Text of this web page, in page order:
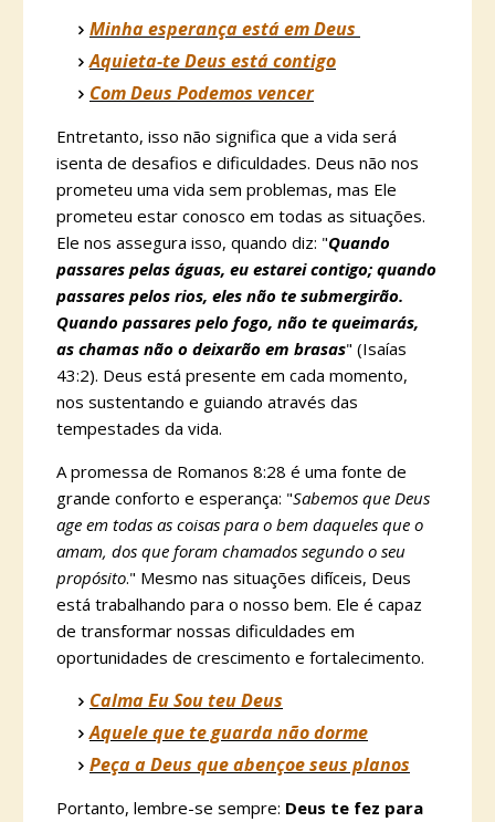
Minha esperança está em Deus
Aquieta-te Deus está contigo
Com Deus Podemos vencer
Entretanto, isso não significa que a vida será
isenta de desafios e dificuldades. Deus não nos
prometeu uma vida sem problemas, mas Ele
prometeu estar conosco em todas as situações.
Ele nos assegura isso, quando diz: "Quando
passares pelas águas, eu estarei contigo; quando
passares pelos rios, eles não te submergirão.
Quando passares pelo fogo, não te queimarás,
as chamas não o deixarão em brasas" (Isaías
43:2). Deus está presente em cada momento,
nos sustentando e guiando através das
tempestades da vida.
A promessa de Romanos 8:28 é uma fonte de
grande conforto e esperança: "Sabemos que Deus
age em todas as coisas para o bem daqueles que o
amam, dos que foram chamados segundo o seu
propósito." Mesmo nas situações difíceis, Deus
está trabalhando para o nosso bem. Ele é capaz
de transformar nossas dificuldades em
oportunidades de crescimento e fortalecimento.
Calma Eu Sou teu Deus
Aquele que te guarda não dorme
Peça a Deus que abençoe seus planos
Portanto, lembre-se sempre: Deus te fez para